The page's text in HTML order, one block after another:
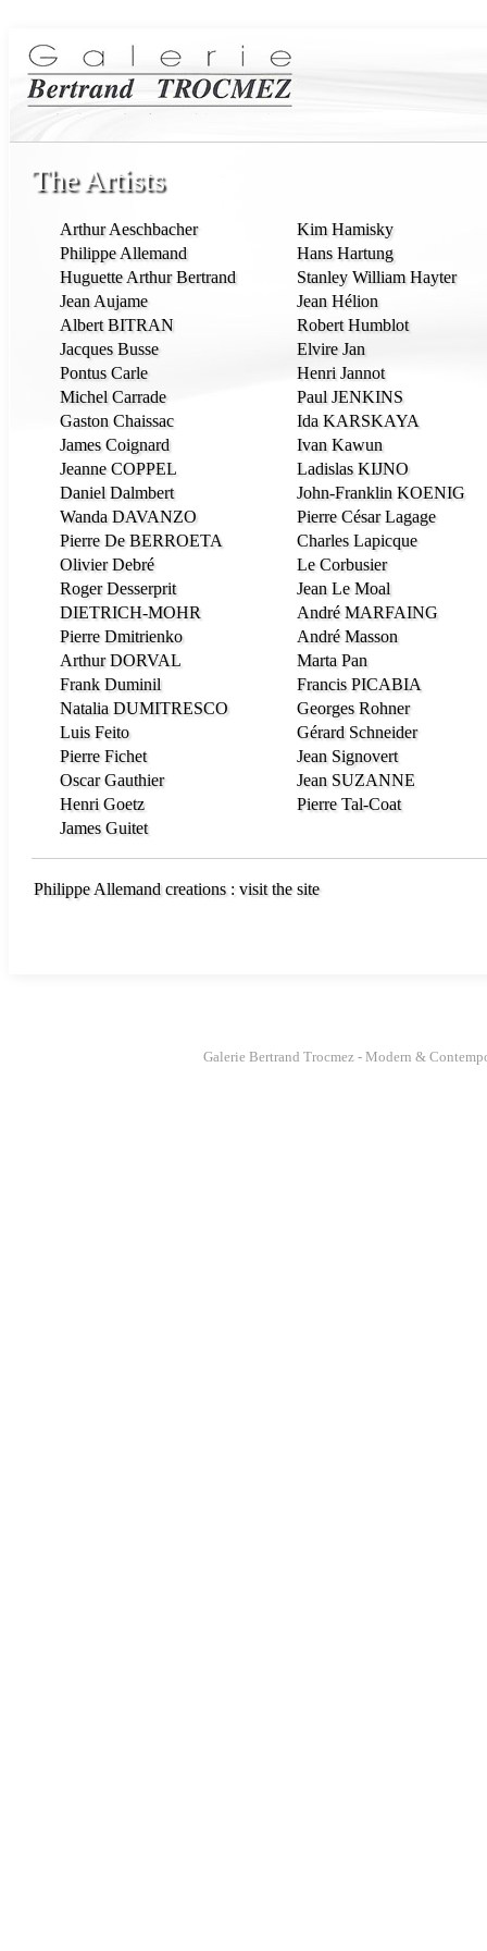
The Artists
Arthur Aeschbacher
Kim Hamisky
Philippe Allemand
Hans Hartung
Huguette Arthur Bertrand
Stanley William Hayter
Jean Aujame
Jean Hélion
Albert BITRAN
Robert Humblot
Jacques Busse
Elvire Jan
Pontus Carle
Henri Jannot
Michel Carrade
Paul JENKINS
Gaston Chaissac
Ida KARSKAYA
James Coignard
Ivan Kawun
Jeanne COPPEL
Ladislas KIJNO
Daniel Dalmbert
John-Franklin KOENIG
Wanda DAVANZO
Pierre César Lagage
Pierre De BERROETA
Charles Lapicque
Olivier Debré
Le Corbusier
Roger Desserprit
Jean Le Moal
DIETRICH-MOHR
André MARFAING
Pierre Dmitrienko
André Masson
Arthur DORVAL
Marta Pan
Frank Duminil
Francis PICABIA
Natalia DUMITRESCO
Georges Rohner
Luis Feito
Gérard Schneider
Pierre Fichet
Jean Signovert
Oscar Gauthier
Jean SUZANNE
Henri Goetz
Pierre Tal-Coat
James Guitet
Philippe Allemand creations : visit the site
Galerie Bertrand Trocmez - Modern &